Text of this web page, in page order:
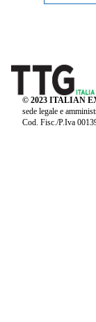
© 2023 ITALIAN
sede legale e
Cod. Fisc./P.Iva